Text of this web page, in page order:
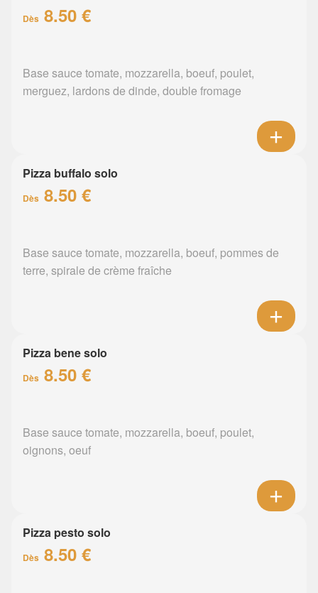
Dès 8.50 €
Base sauce tomate, mozzarella, boeuf, poulet,
merguez, lardons de dinde, double fromage
Pizza buffalo solo
Dès 8.50 €
Base sauce tomate, mozzarella, boeuf, pommes de
terre, spirale de crème fraîche
Pizza bene solo
Dès 8.50 €
Base sauce tomate, mozzarella, boeuf, poulet,
oignons, oeuf
Pizza pesto solo
Dès 8.50 €